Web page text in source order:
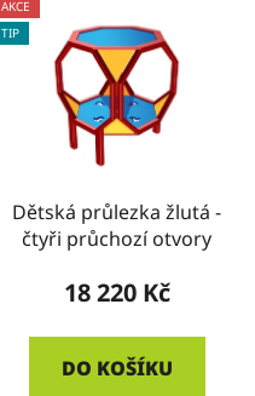
AKCE
TIP
Dětská průlezka žlutá -
čtyři průchozí otvory
18 220 Kč
DO KOŠÍKU